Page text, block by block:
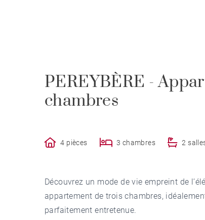
PEREYBÈRE -
chambres
4 pièces 3 chambres 2
Découvrez un mode de vie empreint de
appartement de trois chambres,
parfaitement entretenue.